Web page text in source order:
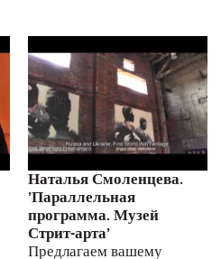
Наталья Смоленцева.
’Параллельная
программа. Музей
Стрит-арта’
Предлагаем вашему